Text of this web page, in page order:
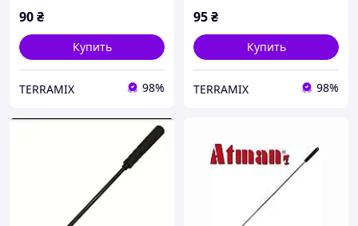
90₴
Купить
TERRAMIX 98%
95₴
Купить
TERRAMIX 98%